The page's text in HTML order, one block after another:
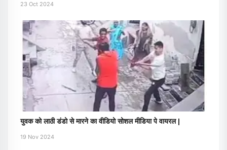
23 Oct 2024
युवक को लाठी डंडो से मारने का वीडियो सोशल मीडिया पे वायरल |
19 Nov 2024